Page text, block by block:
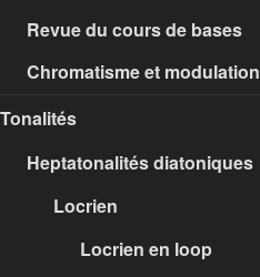
Revue du cours de bases
Chromatisme et modulation
Tonalités
Heptatonalités diatoniques
Locrien
Locrien en loop